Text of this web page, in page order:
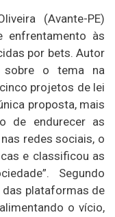
(Avante-PE)
às
por bets. Autor
sobre o tema na
projetos de lei
proposta, mais
de endurecer as
redes sociais, o
e classificou as
Segundo
das plataformas de
o vício,